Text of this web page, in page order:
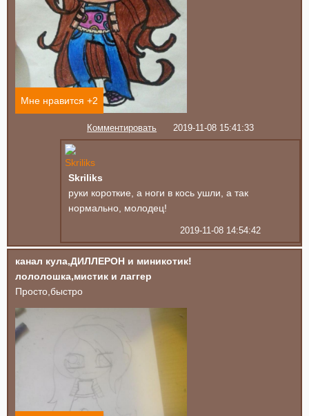
Мне нравится +2
Комментировать 2019-11-08 15:41:33
Skriliks
руки короткие, а ноги в кось ушли, а так
нормально, молодец!
2019-11-08 14:54:42
канал кула,ДИЛЛЕРОН и миникотик!
лололошка,мистик и лаггер
Просто,быстро